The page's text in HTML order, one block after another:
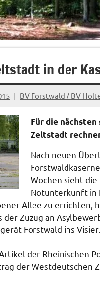
in der
BV Forstwald / BV
Für die nächsten
Zeltstadt
Nach neuen
Wochen sieht
Notunterkunft in
Allee zu errichten,
der Zuzug an
Forstwald ins
der Rheinischen
der Westdeutschen